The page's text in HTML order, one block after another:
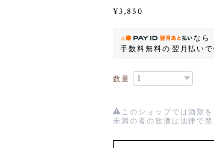
¥3,850
なら
手数料無料の 翌月払い
数量
このショップでは酒類
未満の者の飲酒は法律で禁